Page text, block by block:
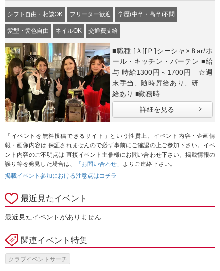
シフト自由・相談OK フリーター歓迎 学歴(中卒・高卒)不問
髪型・髪色自由 ネイルOK 交通費支給
■職種 [Ａ][Ｐ]シーシャ×Ｂar/ホ
ール・キッチン・バーテン ■給
与 時給1300円～1700円 ☆週
末手当、随時昇給あり、研修時
給あり ■勤務時...
詳細を見る
「イベントを無料投稿できるサイト」という性質上、イベント内容・企画情
報・画像内容は 保証されませんので必ず事前にご確認の上ご参加下さい。イベ
ント内容のご不明点は 直接イベント主催様にお問い合わせ下さい。掲載情報の
誤り等を発見した場合は、
「お問い合わせ」
よりご連絡下さい。
掲載イベント参加における注意点はコチラ
最近見たイベント
最近見たイベントがありません
関連イベント特集
クラブイベントサーチ